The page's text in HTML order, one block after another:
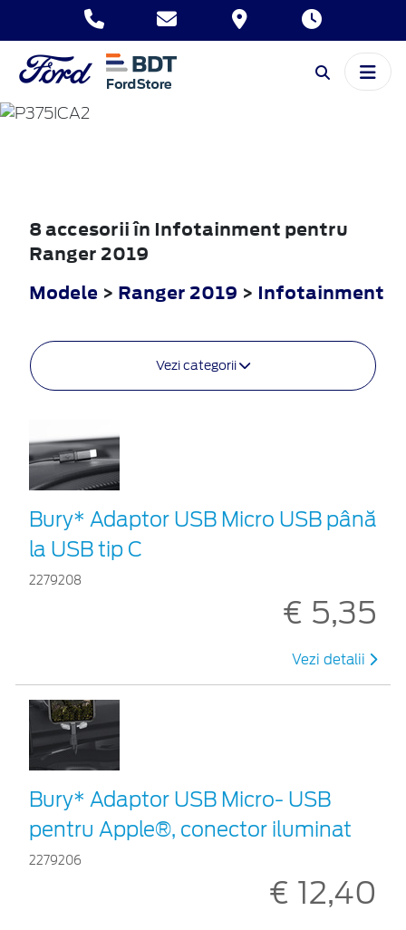
RANGER
8 accesorii în Infotainment pentru
Ranger 2019
Modele > Ranger 2019 > Infotainment
Vezi categorii
Bury* Adaptor USB Micro USB până
la USB tip C
2279208
€ 5,35
Vezi detalii
Bury* Adaptor USB Micro- USB
pentru Apple®, conector iluminat
2279206
€ 12,40